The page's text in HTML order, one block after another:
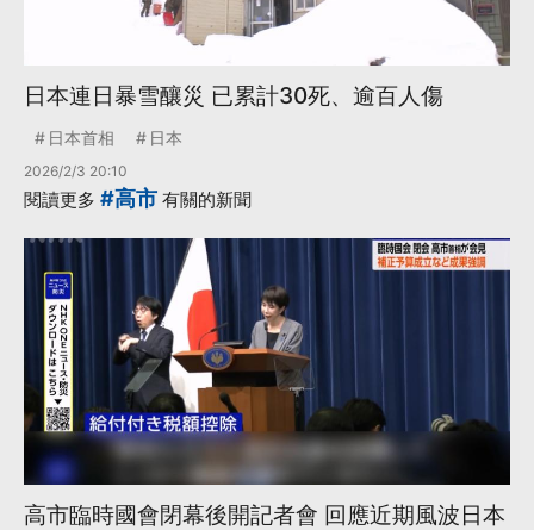
日本連日暴雪釀災 已累計30死、逾百人傷
日本首相 日本
2026/2/3 20:10
閱讀更多 #高市 有關的新聞
高市臨時國會閉幕後開記者會 回應近期風波日本